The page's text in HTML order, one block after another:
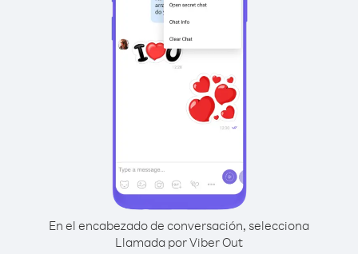
En el encabezado de conversación, selecciona
Llamada por Viber Out